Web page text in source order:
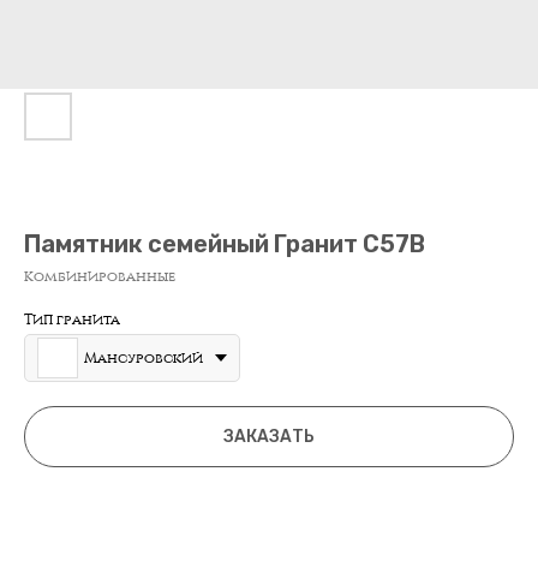
Памятник семейный Гранит С57В
Комбинированные
Тип гранита
Мансуровский
ЗАКАЗАТЬ